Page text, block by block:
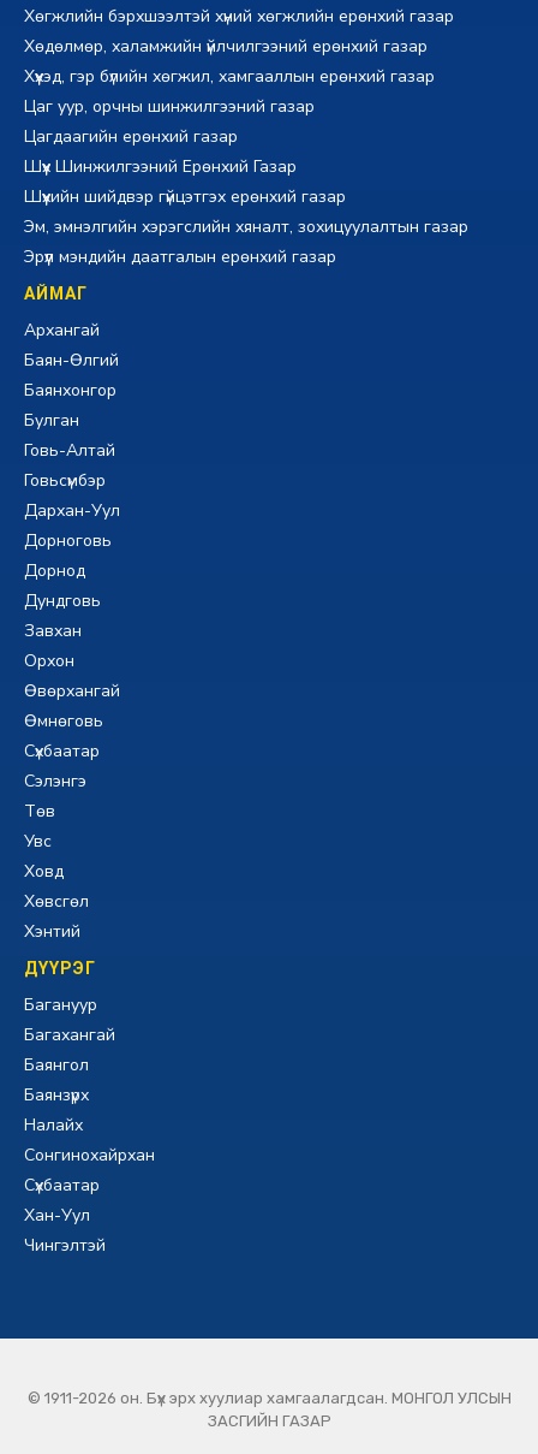
Хөгжлийн бэрхшээлтэй хүний хөгжлийн ерөнхий газар
Хөдөлмөр, халамжийн үйлчилгээний ерөнхий газар
Хүүхэд, гэр бүлийн хөгжил, хамгааллын ерөнхий газар
Цаг уур, орчны шинжилгээний газар
Цагдаагийн ерөнхий газар
Шүүх Шинжилгээний Ерөнхий Газар
Шүүхийн шийдвэр гүйцэтгэх ерөнхий газар
Эм, эмнэлгийн хэрэгслийн хяналт, зохицуулалтын газар
Эрүүл мэндийн даатгалын ерөнхий газар
АЙМАГ
Архангай
Баян-Өлгий
Баянхонгор
Булган
Говь-Алтай
Говьсүмбэр
Дархан-Уул
Дорноговь
Дорнод
Дундговь
Завхан
Орхон
Өвөрхангай
Өмнөговь
Сүхбаатар
Сэлэнгэ
Төв
Увс
Ховд
Хөвсгөл
Хэнтий
ДҮҮРЭГ
Багануур
Багахангай
Баянгол
Баянзүрх
Налайх
Сонгинохайрхан
Сүхбаатар
Хан-Уул
Чингэлтэй
© 1911-2026 он. Бүх эрх хуулиар хамгаалагдсан. МОНГОЛ УЛСЫН
ЗАСГИЙН ГАЗАР